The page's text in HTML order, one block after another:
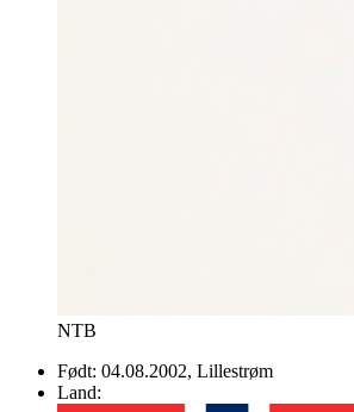
NTB
Født: 04.08.2002, Lillestrøm
Land: